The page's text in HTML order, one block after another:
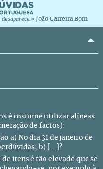
João Carreira Bom
é costume utilizar alíneas
de factos):
a) No dia 31 de janeiro de
b) [...]?
itens é tão elevado que se